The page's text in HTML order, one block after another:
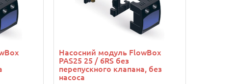
Насосний модуль FlowBox
PAS25 25 / 6RS без
перепускного клапана, без
насоса